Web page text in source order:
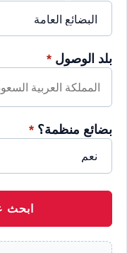
بلد الوصول *
بضائع منظمة؟ *
ابحث